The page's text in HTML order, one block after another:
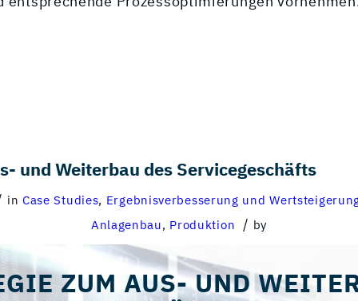
und Weiterbau des Servicegeschäfts
in Case Studies, Ergebnisverbesserung und
Anlagenbau , Produktion / by
ZUM AUS- UND